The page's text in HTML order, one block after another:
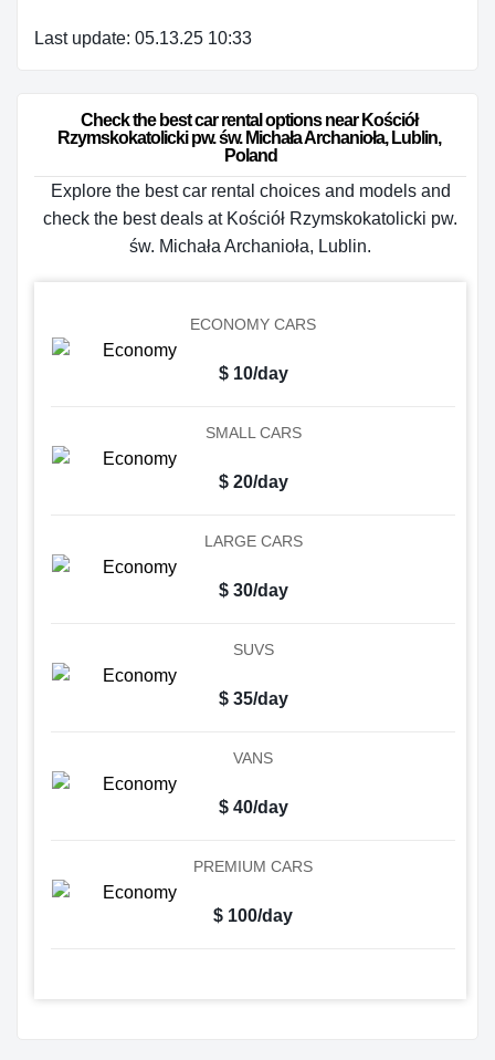
Last update: 05.13.25 10:33
Check the best car rental options near Kościół
Rzymskokatolicki pw. św. Michała Archanioła, Lublin,
Poland
Explore the best car rental choices and models and
check the best deals at Kościół Rzymskokatolicki pw.
św. Michała Archanioła, Lublin.
ECONOMY CARS
$ 10/day
SMALL CARS
$ 20/day
LARGE CARS
$ 30/day
SUVS
$ 35/day
VANS
$ 40/day
PREMIUM CARS
$ 100/day